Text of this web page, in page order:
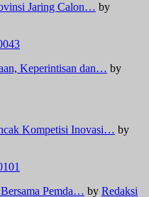
Jaring Calon… by
Keperintisan dan… by
Kompetisi Inovasi… by
Pemda… by Redaksi